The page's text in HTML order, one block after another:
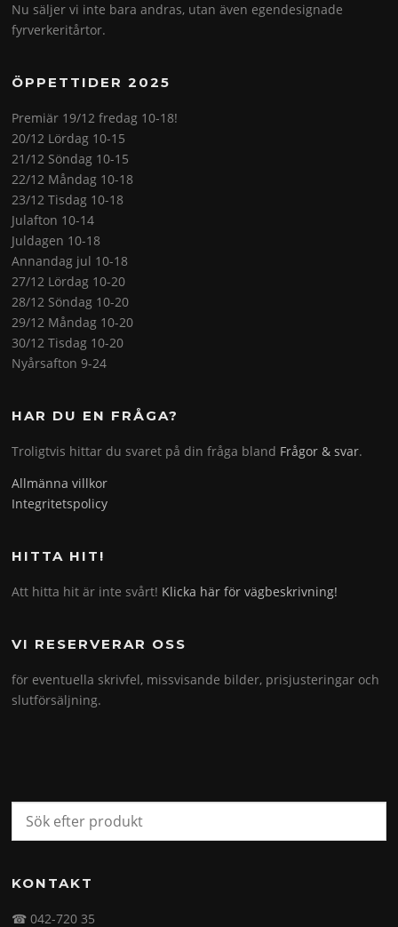
Nu säljer vi inte bara andras, utan även egendesignade
fyrverkeritårtor.
ÖPPETTIDER 2025
Premiär 19/12 fredag 10-18!
20/12 Lördag 10-15
21/12 Söndag 10-15
22/12 Måndag 10-18
23/12 Tisdag 10-18
Julafton 10-14
Juldagen 10-18
Annandag jul 10-18
27/12 Lördag 10-20
28/12 Söndag 10-20
29/12 Måndag 10-20
30/12 Tisdag 10-20
Nyårsafton 9-24
HAR DU EN FRÅGA?
Troligtvis hittar du svaret på din fråga bland Frågor & svar.
Allmänna villkor
Integritetspolicy
HITTA HIT!
Att hitta hit är inte svårt! Klicka här för vägbeskrivning!
VI RESERVERAR OSS
för eventuella skrivfel, missvisande bilder, prisjusteringar och
slutförsäljning.
KONTAKT
☎ 042-720 35